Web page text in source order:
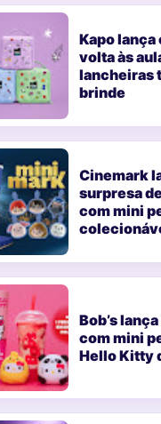
Kapo lança
volta às
lancheiras
brinde
Cinemark
surpresa
com mini
Bob’s
com mini
Hello Kitty